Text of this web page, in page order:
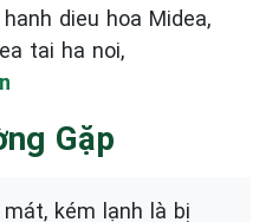
dieu hoa Midea,
tai ha noi,
Gặp
kém lạnh là bị